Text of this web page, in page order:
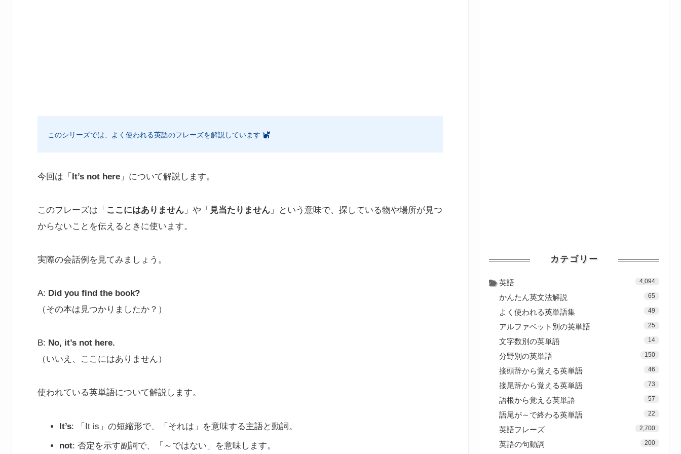
このシリーズでは、よく使われる英語のフレーズを解説しています
今回は「 It’s not here 」について解説します。
このフレーズは「 ここにはありません 」や「 見当たりません 」という意味で、探している物や場所が見つ
からないことを伝えるときに使います。
実際の会話例を見てみましょう。
A: Did you find the book?
（その本は見つかりましたか？）
B: No, it’s not here.
（いいえ、ここにはありません）
使われている英単語について解説します。
It’s: 「It is」の短縮形で、「それは」を意味する主語と動詞。
not: 否定を示す副詞で、「～ではない」を意味します。
カテゴリー
英語 4,094
かんたん英文法解説 65
よく使われる英単語集 49
アルファベット別の英単語 25
文字数別の英単語 14
分野別の英単語 150
接頭辞から覚える英単語 46
接尾辞から覚える英単語 73
語根から覚える英単語 57
語尾が～で終わる英単語 22
英語フレーズ 2,700
英語の句動詞 200